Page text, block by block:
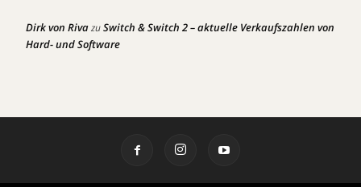
Dirk von RivazuSwitch & Switch 2 – aktuelle Verkaufszahlen von
Hard- und Software